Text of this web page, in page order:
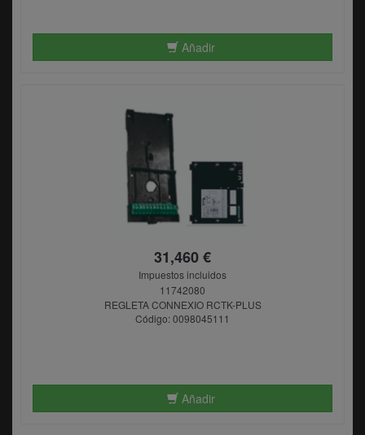
Añadir
31,460 €
Impuestos incluidos
11742080
REGLETA CONNEXIO RCTK-PLUS
Código: 0098045111
Añadir